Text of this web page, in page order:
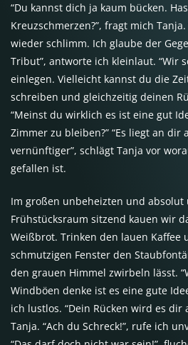
“Du kannst dich ja kaum bücken.
Kreuzschmerzen?”, fragt mich
wieder schlimm. Ich glaube der
Tribut”, antworte ich kleinlaut. “Wir
einlegen. Vielleicht kannst du die
schreiben und gleichzeitig deinen
“Meinst du wirklich es ist eine gut
Zimmer zu bleiben?” “Es liegt an dir
vernünftiger”, schlägt Tanja vor
gefallen ist.
Im großen unbeheizten und absolut
Frühstücksraum sitzend kauen wir
Weißbrot. Trinken den lauen Kaffee
schmutzigen Fenster den
den grauen Himmel zwirbeln lässt.
Windböen denke ist es eine gute
ich lustlos. “Dein Rücken wird es dir
Tanja. “Ach du Schreck!”, rufe ich